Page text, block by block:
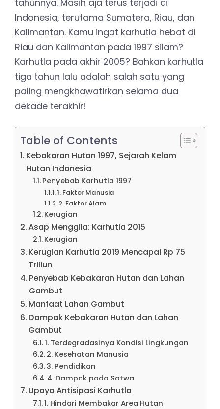
tahunnya. Masih aja terus terjadi di
Indonesia, terutama Sumatera, Riau, dan
Kalimantan. Kamu ingat karhutla hebat di
Riau dan Kalimantan pada 1997 silam?
Karhutla pada akhir 2005? Bahkan karhutla
tiga tahun lalu adalah salah satu yang
paling mengkhawatirkan selama dua
dekade terakhir!
Table of Contents
Kebakaran Hutan 1997, Sejarah Kelam
Hutan Indonesia
Penyebab Karhutla 1997
1. Faktor Manusia
2. Faktor Alam
Kerugian
Asap Menggila: Karhutla 2015
Kerugian
Kerugian Karhutla 2019 Mencapai Rp 75
Triliun
Penyebab Kebakaran Hutan dan Lahan
Gambut
Manfaat Lahan Gambut
Dampak Kebakaran Hutan dan Lahan
Gambut
1. Terdegradasinya Kondisi Lingkungan
2. Kesehatan Manusia
3. Pendidikan
4. Dampak pada Satwa
Upaya Antisipasi Karhutla
1. Hindari Membakar Area Hutan